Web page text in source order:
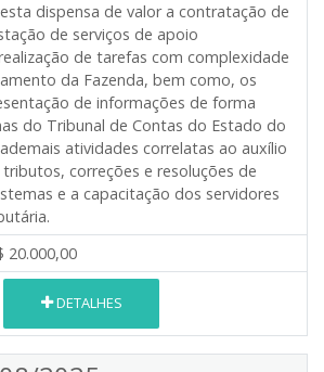
dispensa de valor a contratação de
de serviços de apoio
de tarefas com complexidade
da Fazenda, bem como, os
de informações de forma
do Tribunal de Contas do Estado do
ademais atividades correlatas ao auxílio
correções e resoluções de
e a capacitação dos servidores
20.000,00
DETALHES